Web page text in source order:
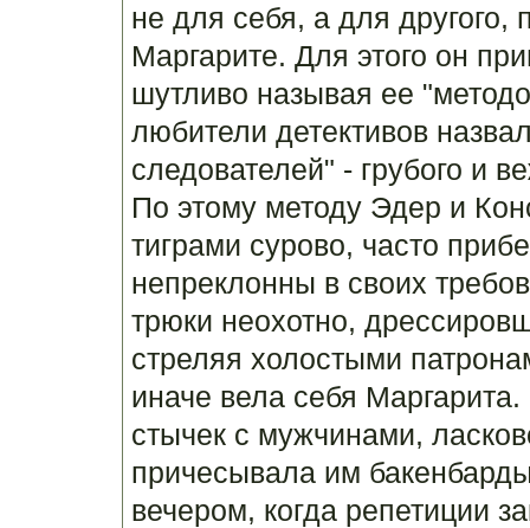
не для себя, а для другого,
Маргарите. Для этого он
шутливо называя ее
любители детективов
следователей" - грубого и
По этому методу Эдер и
тиграми сурово, часто
непреклонны в своих
трюки неохотно,
стреляя холостыми
иначе вела себя
стычек с мужчинами,
причесывала им
вечером, когда репетиции